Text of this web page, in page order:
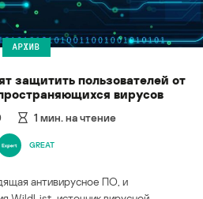
АРХИВ
защитить пользователей от
вирусов
1 мин. на чтение
GREAT
антивирусное ПО, и